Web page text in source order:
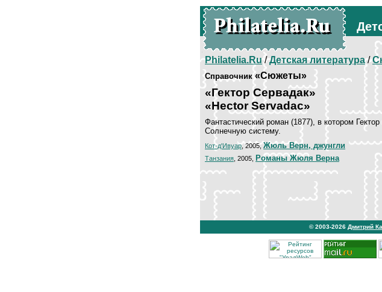
Philatelia.Ru/Детская литература/
Справочник«Сюжеты»
«Гектор Сервадак»
«Hector Servadac»
Фантастический роман (1877), в котором
Солнечную систему.
Кот-д'Ивуар, 2005,Жюль Верн, джунгли
Танзания , 2005, Романы Жюля Верна
© 2003-2026 Дмитрий